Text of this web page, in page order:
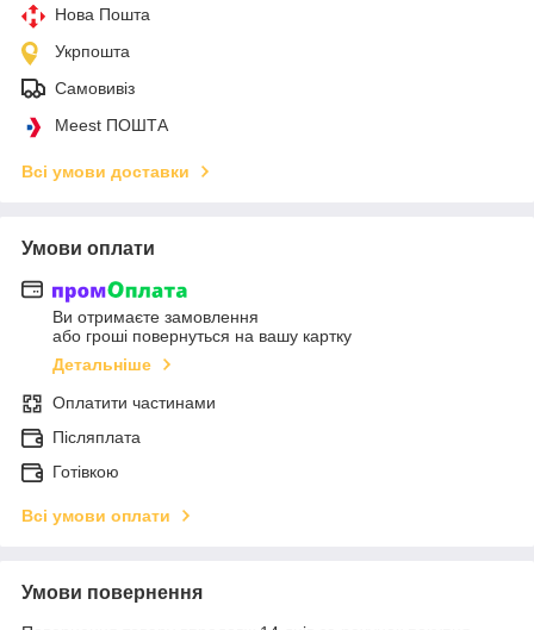
Нова Пошта
Укрпошта
Самовивіз
Meest ПОШТА
Всі умови доставки
Умови оплати
Ви отримаєте замовлення
або гроші повернуться на вашу картку
Детальніше
Оплатити частинами
Післяплата
Готівкою
Всі умови оплати
Умови повернення